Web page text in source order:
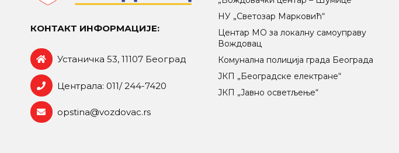
КОНТАКТ ИНФОРМАЦИЈЕ:
Устаничка 53, 11107 Београд
Централа: 011/ 244-7420
opstina@vozdovac.rs
НУ „Светозар Марковић“
Центар МO за локалну самоуправу
Вождовац
Комунална полиција града Београда
ЈКП „Београдске електране“
ЈКП „Јавно осветљење“